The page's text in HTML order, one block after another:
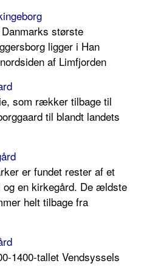
største
ligger i Han
af Limfjorden
som rækker tilbage til
til blandt landets
er fundet rester af et
og en kirkegård. De ældste
helt tilbage fra
1400-tallet Vendsyssels